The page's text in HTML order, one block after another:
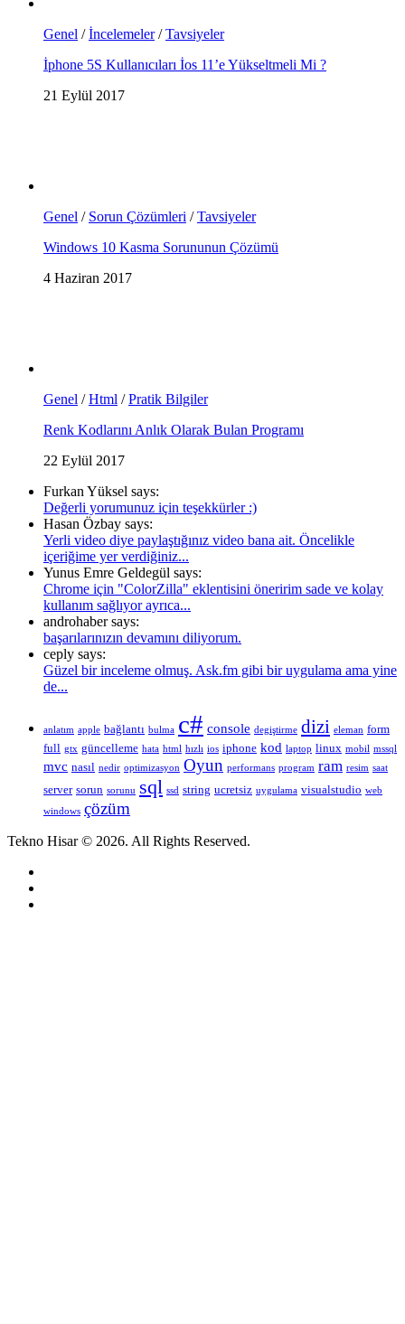
Genel /İncelemeler/Tavsiyeler
İphone 5S Kullanıcıları İos 11’e Yükseltmeli Mi ?
21 Eylül 2017
Genel / Sorun Çözümleri /Tavsiyeler
Windows 10 Kasma Sorununun Çözümü
4 Haziran 2017
Genel /Html /Pratik Bilgiler
Renk Kodlarını Anlık Olarak Bulan Programı
22 Eylül 2017
Furkan Yüksel says:
Değerli yorumunuz için teşekkürler :)
Hasan Özbay says:
Yerli video diye paylaştığınız video bana ait. Öncelikle
içeriğime yer verdiğiniz...
Yunus Emre Geldegül says:
Chrome için "ColorZilla" eklentisini öneririm sade ve kolay
kullanım sağlıyor ayrıca...
androhaber says:
başarılarınızın devamını diliyorum.
ceply says:
Güzel bir inceleme olmuş. Ask.fm gibi bir uygulama ama yine
de...
anlatım apple bağlantı bulma c# console degiştirme dizi eleman form
full gtx güncelleme hata html hızlı ios iphone kod laptop linux mobil mssql
mvc nasıl nedir optimizasyon Oyun performans program ram resim saat
server sorun sorunu sql ssd string ucretsiz uygulama visualstudio web
windows çözüm
Tekno Hisar © 2026. All Rights Reserved.